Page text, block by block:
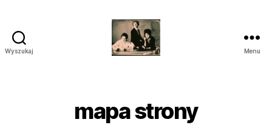
Wyszukaj
śródmieście
piaseczno
Menu
mapa strony